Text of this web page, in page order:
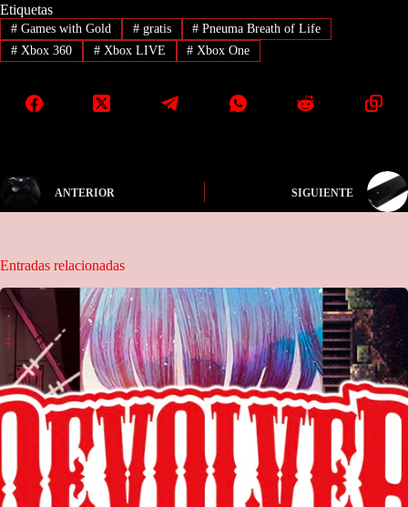
Etiquetas
#Games with Gold #gratis # Pneuma Breath of Life
#Xbox 360 #Xbox LIVE # Xbox One
ANTERIOR SIGUIENTE
Entradas relacionadas